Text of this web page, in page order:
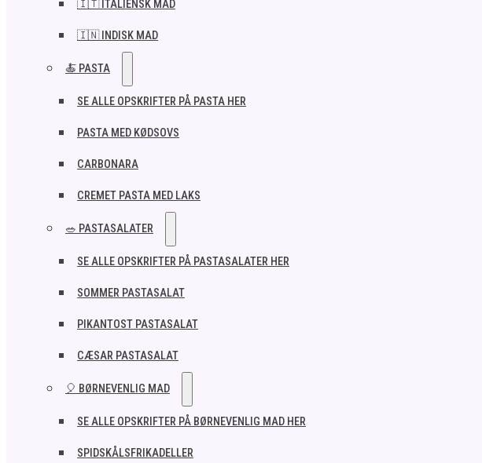
🇮🇹 ITALIENSK MAD​
🇮🇳 INDISK MAD​
🍝 PASTA
SE ALLE OPSKRIFTER PÅ PASTA HER
PASTA MED KØDSOVS
CARBONARA
CREMET PASTA MED LAKS
🥗 PASTASALATER
SE ALLE OPSKRIFTER PÅ PASTASALATER HER
SOMMER PASTASALAT
PIKANTOST PASTASALAT
CÆSAR PASTASALAT
🎈 BØRNEVENLIG MAD
SE ALLE OPSKRIFTER PÅ BØRNEVENLIG MAD HER
SPIDSKÅLSFRIKADELLER